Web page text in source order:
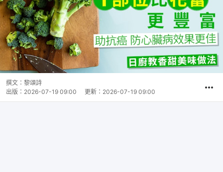
撰文： 黎頌詩
出版： 2026-07-19 09:00 更新： 2026-07-19 09:00